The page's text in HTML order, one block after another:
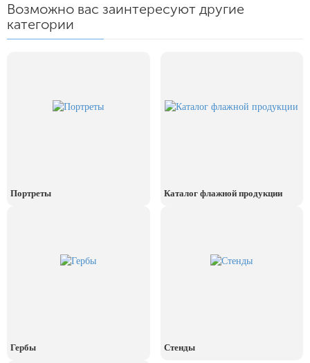
8 июля, День Семьи Любви и
Верности
Возможно вас заинтересуют другие
категории
Портреты Каталог флажной продукции
Гербы Стенды